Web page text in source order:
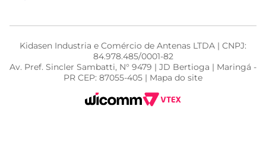
Kidasen Industria e Comércio de Antenas LTDA | CNPJ:
84.978.485/0001-82
Av. Pref. Sincler Sambatti, N° 9479 | JD Bertioga | Maringá -
PR CEP: 87055-405 | Mapa do site